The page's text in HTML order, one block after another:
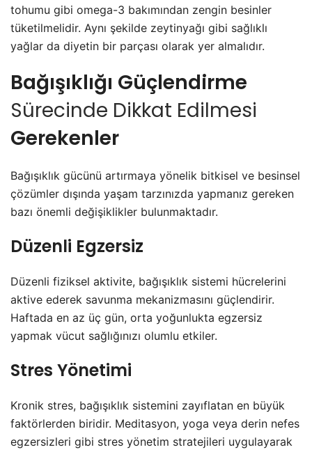
tohumu gibi omega-3 bakımından zengin besinler
tüketilmelidir. Aynı şekilde zeytinyağı gibi sağlıklı
yağlar da diyetin bir parçası olarak yer almalıdır.
Bağışıklığı Güçlendirme
Sürecinde Dikkat Edilmesi
Gerekenler
Bağışıklık gücünü artırmaya yönelik bitkisel ve besinsel
çözümler dışında yaşam tarzınızda yapmanız gereken
bazı önemli değişiklikler bulunmaktadır.
Düzenli Egzersiz
Düzenli fiziksel aktivite, bağışıklık sistemi hücrelerini
aktive ederek savunma mekanizmasını güçlendirir.
Haftada en az üç gün, orta yoğunlukta egzersiz
yapmak vücut sağlığınızı olumlu etkiler.
Stres Yönetimi
Kronik stres, bağışıklık sistemini zayıflatan en büyük
faktörlerden biridir. Meditasyon, yoga veya derin nefes
egzersizleri gibi stres yönetim stratejileri uygulayarak